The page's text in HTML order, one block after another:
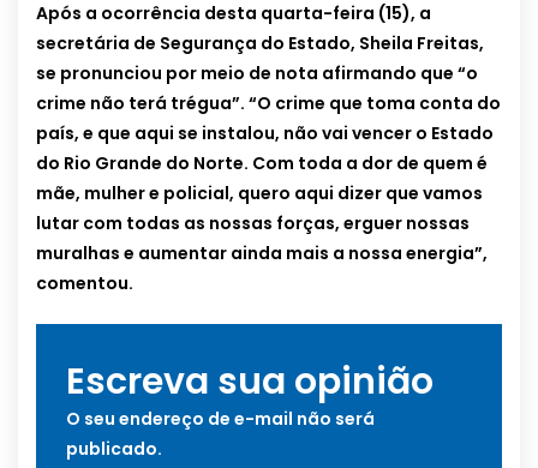
Após a ocorrência desta quarta-feira (15), a
secretária de Segurança do Estado, Sheila Freitas,
se pronunciou por meio de nota afirmando que “o
crime não terá trégua”. “O crime que toma conta do
país, e que aqui se instalou, não vai vencer o Estado
do Rio Grande do Norte. Com toda a dor de quem é
mãe, mulher e policial, quero aqui dizer que vamos
lutar com todas as nossas forças, erguer nossas
muralhas e aumentar ainda mais a nossa energia”,
comentou.
Escreva sua opinião
O seu endereço de e-mail não será
publicado.